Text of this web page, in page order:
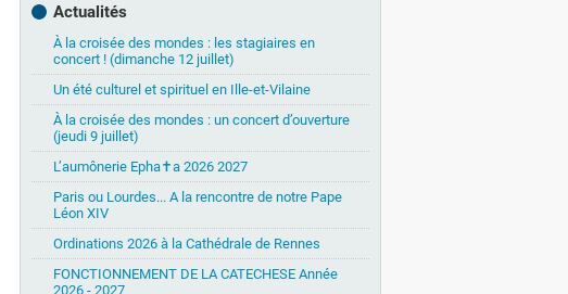
Actualités
À la croisée des mondes : les stagiaires en
concert ! (dimanche 12 juillet)
Un été culturel et spirituel en Ille-et-Vilaine
À la croisée des mondes : un concert d’ouverture
(jeudi 9 juillet)
L’aumônerie Epha✝a 2026 2027
Paris ou Lourdes... A la rencontre de notre Pape
Léon XIV
Ordinations 2026 à la Cathédrale de Rennes
FONCTIONNEMENT DE LA CATECHESE Année
2026 - 2027